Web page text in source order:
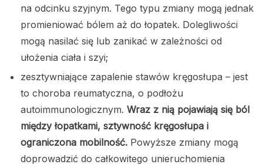
na odcinku szyjnym. Tego typu zmiany mogą jednak
promieniować bólem aż do łopatek. Dolegliwości
mogą nasilać się lub zanikać w zależności od
ułożenia ciała i szyi;
zesztywniające zapalenie stawów kręgosłupa – jest
to choroba reumatyczna, o podłożu
autoimmunologicznym. Wraz z nią pojawiają się ból
między łopatkami, sztywność kręgosłupa i
ograniczona mobilność. Powyższe zmiany mogą
doprowadzić do całkowitego unieruchomienia